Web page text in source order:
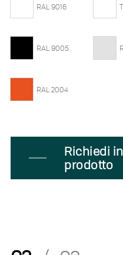
RAL 9016
RAL 9005
RAL 2004
Richiedi
prodotto